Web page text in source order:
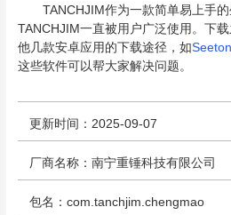
TANCHJIM作为一款简单易上手的
TANCHJIM一直被用户广泛使用。下
他几款安卓应用的下载途径，如
这些软件可以帮大家解决问题。
更新时间：2025-09-07
厂商名称：南宁重锤科技有限公司
包名：com.tanchjim.chengmao